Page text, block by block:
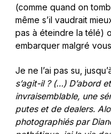
(comme quand on
même s’il vaudrait
pas à éteindre la télé)
embarquer malgré
Je ne l’ai pas su,
s’agit-il ? (…) D’abord
invraisemblable, une
putes et de dealers.
photographiés par